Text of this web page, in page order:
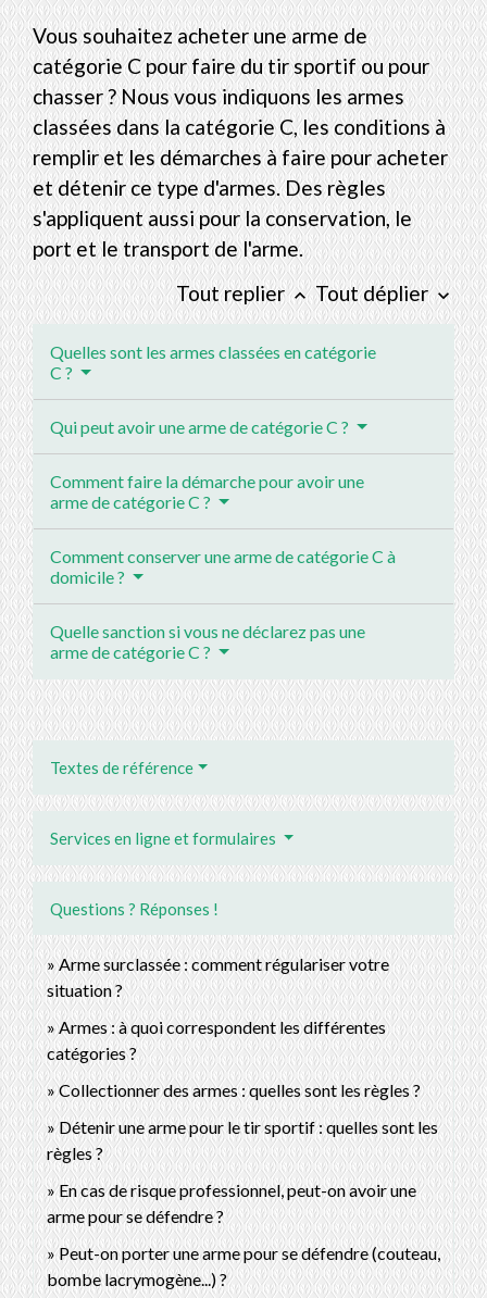
Vous souhaitez acheter une arme de
catégorie C pour faire du tir sportif ou pour
chasser ? Nous vous indiquons les armes
classées dans la catégorie C, les conditions à
remplir et les démarches à faire pour acheter
et détenir ce type d'armes. Des règles
s'appliquent aussi pour la conservation, le
port et le transport de l'arme.
Tout replier keyboard_arrow_up Tout déplierkeyboard_arrow_down
Quelles sont les armes classées en catégorie
C ?
Qui peut avoir une arme de catégorie C ?
Comment faire la démarche pour avoir une
arme de catégorie C ?
Comment conserver une arme de catégorie C à
domicile ?
Quelle sanction si vous ne déclarez pas une
arme de catégorie C ?
Textes de référence
Services en ligne et formulaires
Questions ? Réponses !
Arme surclassée : comment régulariser votre
situation ?
Armes : à quoi correspondent les différentes
catégories ?
Collectionner des armes : quelles sont les règles ?
Détenir une arme pour le tir sportif : quelles sont les
règles ?
En cas de risque professionnel, peut-on avoir une
arme pour se défendre ?
Peut-on porter une arme pour se défendre (couteau,
bombe lacrymogène...) ?